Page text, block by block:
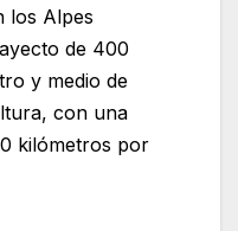
los Alpes
de 400
y medio de
con una
kilómetros por